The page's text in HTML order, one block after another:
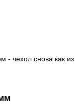
- чехол снова как из